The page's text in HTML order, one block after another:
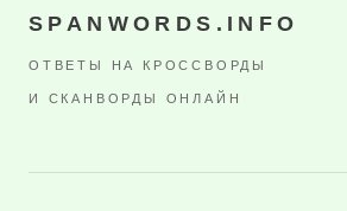
SPANWORDS.INFO
ОТВЕТЫ НА КРОССВОРДЫ
И СКАНВОРДЫ ОНЛАЙН